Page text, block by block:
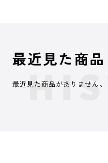
最近見た商品
最近見た商品がありません。